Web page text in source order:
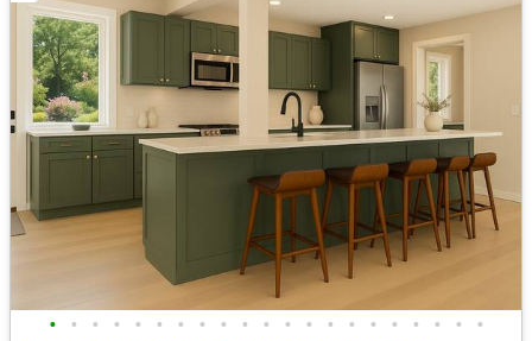
• • • • • • • • • • • • • • • • • • • • •